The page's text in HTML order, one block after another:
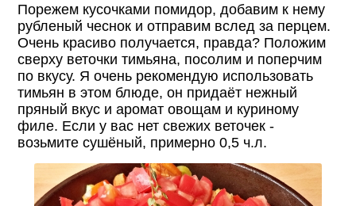
Порежем кусочками помидор, добавим к нему
рубленый чеснок и отправим вслед за перцем.
Очень красиво получается, правда? Положим
сверху веточки тимьяна, посолим и поперчим
по вкусу. Я очень рекомендую использовать
тимьян в этом блюде, он придаёт нежный
пряный вкус и аромат овощам и куриному
филе. Если у вас нет свежих веточек -
возьмите сушёный, примерно 0,5 ч.л.